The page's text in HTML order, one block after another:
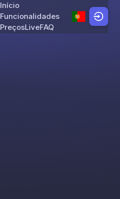
Skip to content
Início
Funcionalidades
PreçosLiveFAQ